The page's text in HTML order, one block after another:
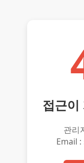
접근이
관리
Email